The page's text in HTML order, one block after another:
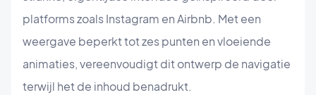
platforms zoals Instagram en Airbnb. Met een
weergave beperkt tot zes punten en vloeiende
animaties, vereenvoudigt dit ontwerp de navigatie
terwijl het de inhoud benadrukt.